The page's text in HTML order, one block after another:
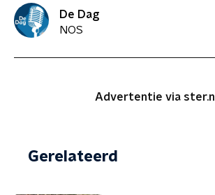
De Dag
NOS
Advertentie via ster.nl
Gerelateerd